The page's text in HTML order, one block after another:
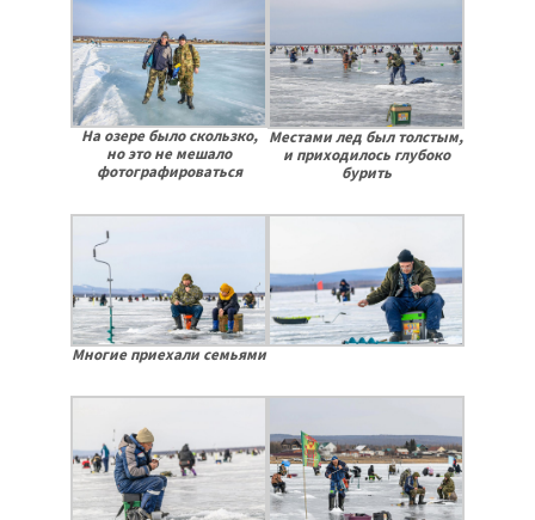
На озере было скользко,
но это не мешало
фотографироваться
Местами лед был толстым,
и приходилось глубоко
бурить
Многие приехали семьями